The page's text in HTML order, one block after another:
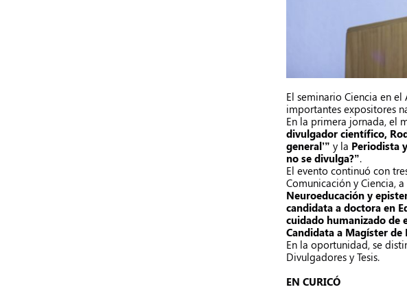
El seminario Ciencia en
importantes expositores
En la primera jornada, el
divulgador científico,
general’” y la Periodista
no se divulga?”.
El evento continuó con
Comunicación y Ciencia,
Neuroeducación y
candidata a doctora en
cuidado humanizado de
Candidata a Magíster
En la oportunidad, se
Divulgadores y Tesis.
EN CURICÓ